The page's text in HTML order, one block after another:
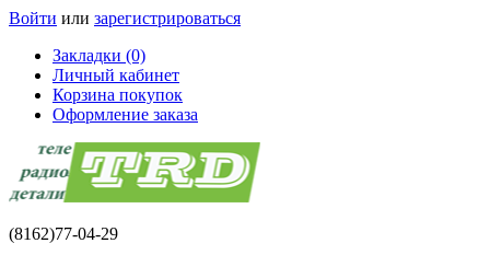
Войти или зарегистрироваться
Закладки (0)
Личный кабинет
Корзина покупок
Оформление заказа
(8162)77-04-29